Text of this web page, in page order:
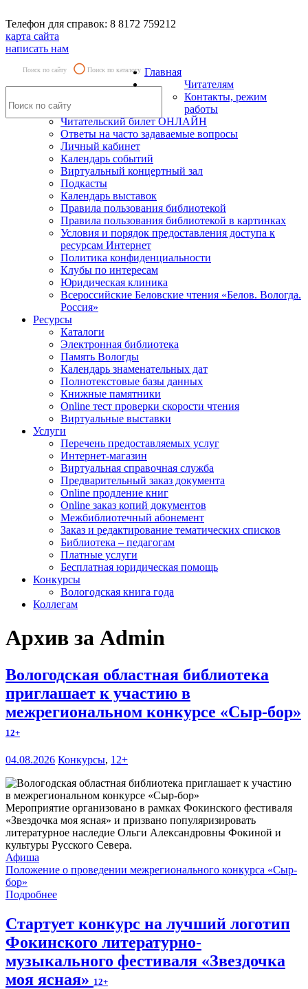
Телефон для справок: 8 8172 759212
карта сайта
написать нам
Поиск по сайту Поиск по каталогу Главная
Читателям
Контакты, режим
работы
Читательский билет ОНЛАЙН
Ответы на часто задаваемые вопросы
Личный кабинет
Календарь событий
Виртуальный концертный зал
Подкасты
Календарь выставок
Правила пользования библиотекой
Правила пользования библиотекой в картинках
Условия и порядок предоставления доступа к
ресурсам Интернет
Политика конфиденциальности
Клубы по интересам
Юридическая клиника
Всероссийские Беловские чтения «Белов. Вологда.
Россия»
Ресурсы
Каталоги
Электронная библиотека
Память Вологды
Календарь знаменательных дат
Полнотекстовые базы данных
Книжные памятники
Online тест проверки скорости чтения
Виртуальные выставки
Услуги
Перечень предоставляемых услуг
Интернет-магазин
Виртуальная справочная служба
Предварительный заказ документа
Online продление книг
Online заказ копий документов
Межбиблиотечный абонемент
Заказ и редактирование тематических списков
Библиотека – педагогам
Платные услуги
Бесплатная юридическая помощь
Конкурсы
Вологодская книга года
Коллегам
Архив за Admin
Вологодская областная библиотека
приглашает к участию в
межрегиональном конкурсе «Сыр-бор»
12+
04.08.2026 Конкурсы, 12+
Мероприятие организовано в рамках Фокинского фестиваля
«Звездочка моя ясная» и призвано популяризировать
литературное наследие Ольги Александровны Фокиной и
культуры Русского Севера.
Афиша
Положение о проведении межрегионального конкурса «Сыр-
бор»
Подробнее
Стартует конкурс на лучший логотип
Фокинского литературно-
музыкального фестиваля «Звездочка
моя ясная» 12+